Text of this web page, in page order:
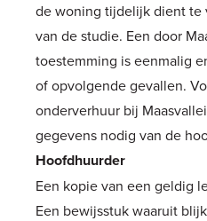
de woning tijdelijk dient te
van de studie. Een door
toestemming is eenmalig
of opvolgende gevallen.
onderverhuur bij
gegevens nodig van de
Hoofdhuurder
Een kopie van een geldig
Een bewijsstuk waaruit